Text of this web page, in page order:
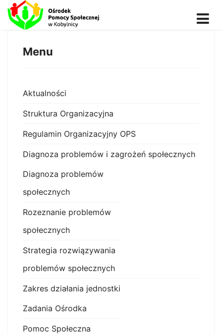
Menu
Aktualności
Struktura Organizacyjna
Regulamin Organizacyjny OPS
Diagnoza problemów i zagrożeń społecznych
Diagnoza problemów
społecznych
Rozeznanie problemów
społecznych
Strategia rozwiązywania
problemów społecznych
Zakres działania jednostki
Zadania Ośrodka
Pomoc Społeczna